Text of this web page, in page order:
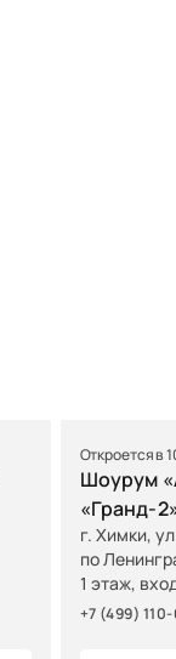
Откроется в
Шоурум
«Гранд-
г. Химки,
по
1 этаж,
+7 (499)